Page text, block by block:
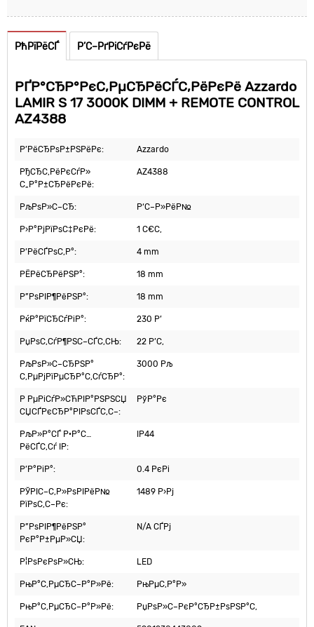
РћРїРёСЃ Р’С–РґРіСѓРєРё
РҐР°СЂР°РєС‚РµСЂРёСЃС‚РёРєРё Azzardo
LAMIR S 17 3000K DIMM + REMOTE CONTROL
AZ4388
Р’РёСЂРѕР±РЅРёРє: Azzardo
РђСЂС‚РёРєСѓР»
С„Р°Р±СЂРёРєРё:
AZ4388
РљРѕР»С–СЂ: Р‘С–Р»РёР№
Р›Р°РјРїРѕС‡РєРё: 1 С€С‚
Р’РёСЃРѕС‚Р°: 4 mm
РЁРёСЂРёРЅР°: 18 mm
Р”РѕРІР¶РёРЅР°: 18 mm
РќР°РїСЂСѓРіР°: 230 Р’
РџРѕС‚СѓР¶РЅС–СЃС‚СЊ: 22 Р’С‚
РљРѕР»С–СЂРЅР°
С‚РµРјРїРµСЂР°С‚СѓСЂР°:
3000 Рљ
Р РµРіСѓР»СЋРІР°РЅРЅСЏ
СЏСЃРєСЂР°РІРѕСЃС‚С–:
РўР°Рє
РљР»Р°СЃ Р·Р°С…
РёСЃС‚Сѓ IP:
IP44
Р’Р°РіР°: 0.4 РєРі
РЎРІС–С‚Р»РѕРІРёР№
РїРѕС‚С–Рє:
1489 Р›Рј
Р”РѕРІР¶РёРЅР°
РєР°Р±РµР»СЏ:
N/A СЃРј
Р¦РѕРєРѕР»СЊ: LED
РњР°С‚РµСЂС–Р°Р»Рё: РњРµС‚Р°Р»
РњР°С‚РµСЂС–Р°Р»Рё: РџРѕР»С–РєР°СЂР±РѕРЅР°С‚